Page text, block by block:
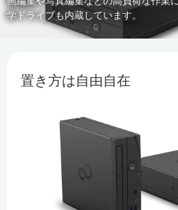
学ドライブも内蔵しています。
置き方は自由自在